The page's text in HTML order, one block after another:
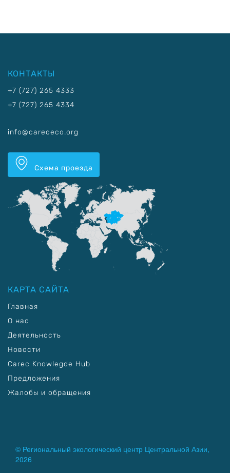
КОНТАКТЫ
+7 (727) 265 4333
+7 (727) 265 4334
info@carececo.org
Схема проезда
КАРТА САЙТА
Главная
О нас
Деятельность
Новости
Carec Knowlegde Hub
Предложения
Жалобы и обращения
© Региональный экологический центр Центральной Азии,
2026